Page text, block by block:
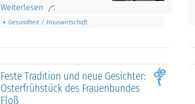
Weiterlesen
Gesundheit / Hauswirtschaft
Feste Tradition und neue Gesichter:
Osterfrühstück des Frauenbundes
Floß